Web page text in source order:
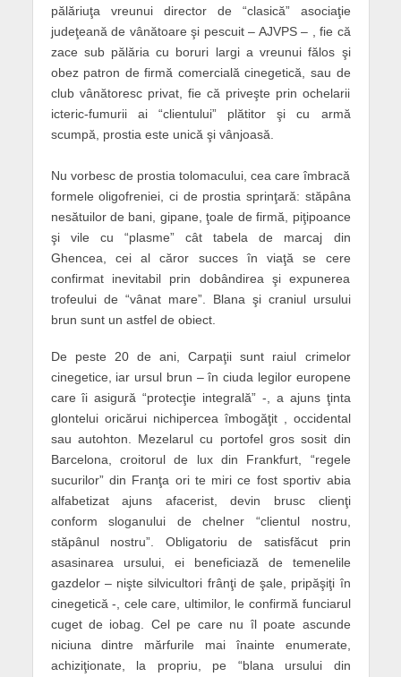
pălăriuţa vreunui director de “clasică” asociaţie
judeţeană de vânătoare şi pescuit – AJVPS – , fie că
zace sub pălăria cu boruri largi a vreunui fălos şi
obez patron de firmă comercială cinegetică, sau de
club vânătoresc privat, fie că priveşte prin ochelarii
icteric-fumurii ai “clientului” plătitor şi cu armă
scumpă, prostia este unică şi vânjoasă.
Nu vorbesc de prostia tolomacului, cea care îmbracă
formele oligofreniei, ci de prostia sprinţară: stăpâna
nesătuilor de bani, gipane, ţoale de firmă, piţipoance
şi vile cu “plasme” cât tabela de marcaj din
Ghencea, cei al căror succes în viaţă se cere
confirmat inevitabil prin dobândirea şi expunerea
trofeului de “vânat mare”. Blana şi craniul ursului
brun sunt un astfel de obiect.
De peste 20 de ani, Carpaţii sunt raiul crimelor
cinegetice, iar ursul brun – în ciuda legilor europene
care îi asigură “protecţie integrală” -, a ajuns ţinta
glontelui oricărui nichipercea îmbogăţit , occidental
sau autohton. Mezelarul cu portofel gros sosit din
Barcelona, croitorul de lux din Frankfurt, “regele
sucurilor” din Franţa ori te miri ce fost sportiv abia
alfabetizat ajuns afacerist, devin brusc clienţi
conform sloganului de chelner “clientul nostru,
stăpânul nostru”. Obligatoriu de satisfăcut prin
asasinarea ursului, ei beneficiază de temenelile
gazdelor – nişte silvicultori frânţi de şale, pripăşiţi în
cinegetică -, cele care, ultimilor, le confirmă funciarul
cuget de iobag. Cel pe care nu îl poate ascunde
niciuna dintre mărfurile mai înainte enumerate,
achiziţionate, la propriu, pe “blana ursului din